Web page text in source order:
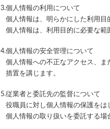
3.個人情報の利用について
個人情報は、明らかにした利用目
個人情報は、利用目的に必要な範
4.個人情報の安全管理について
個人情報への不正なアクセス、
措置を講じます。
5.従業者と委託先の監督について
役職員に対し個人情報の保護をは
個人情報の取り扱いを委託する場